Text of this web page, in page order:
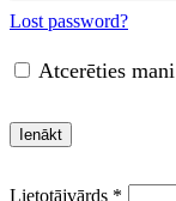
Lost password?
Atcerēties mani
Ienākt